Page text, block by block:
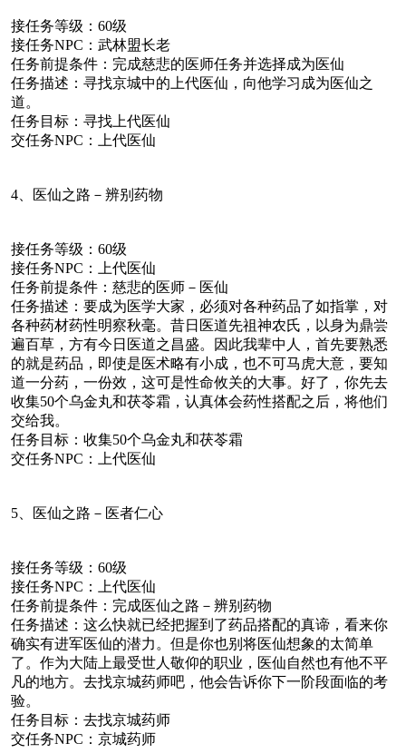
接任务等级：60级
接任务NPC：武林盟长老
任务前提条件：完成慈悲的医师任务并选择成为医仙
任务描述：寻找京城中的上代医仙，向他学习成为医仙之
道。
任务目标：寻找上代医仙
交任务NPC：上代医仙
4、医仙之路－辨别药物
接任务等级：60级
接任务NPC：上代医仙
任务前提条件：慈悲的医师－医仙
任务描述：要成为医学大家，必须对各种药品了如指掌，对
各种药材药性明察秋毫。昔日医道先祖神农氏，以身为鼎尝
遍百草，方有今日医道之昌盛。因此我辈中人，首先要熟悉
的就是药品，即使是医术略有小成，也不可马虎大意，要知
道一分药，一份效，这可是性命攸关的大事。好了，你先去
收集50个乌金丸和茯苓霜，认真体会药性搭配之后，将他们
交给我。
任务目标：收集50个乌金丸和茯苓霜
交任务NPC：上代医仙
5、医仙之路－医者仁心
接任务等级：60级
接任务NPC：上代医仙
任务前提条件：完成医仙之路－辨别药物
任务描述：这么快就已经把握到了药品搭配的真谛，看来你
确实有进军医仙的潜力。但是你也别将医仙想象的太简单
了。作为大陆上最受世人敬仰的职业，医仙自然也有他不平
凡的地方。去找京城药师吧，他会告诉你下一阶段面临的考
验。
任务目标：去找京城药师
交任务NPC：京城药师